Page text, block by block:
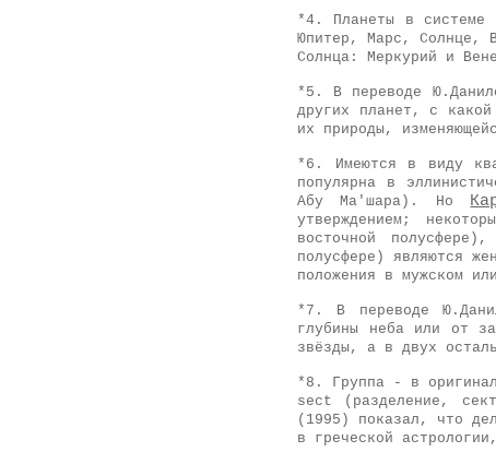
*4. Планеты в системе
Юпитер, Марс, Солнце,
Солнца: Меркурий и
*5. В переводе
других планет, с
их природы,
*6. Имеются в виду
популярна в
Абу Ма'шара). Но
утверждением;
восточной
полусфере) являются
положения в мужском
*7.
В переводе
глубины неба или от
звёзды, а в двух
*8.
Группа - в
sect (разделение,
(1995) показал, что
в греческой